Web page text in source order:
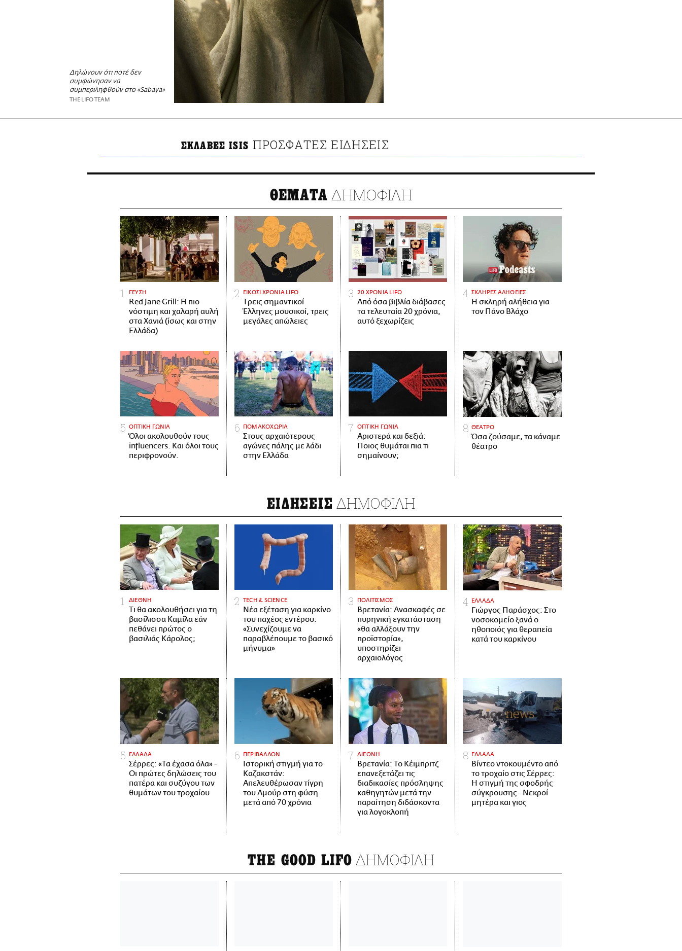
Δηλώνουν ότι ποτέ δεν
συμφώνησαν να
συμπεριληφθούν στο «Sabaya»
THE LIFO TEAM
ΣΚΛΑΒΕΣ ISIS ΠΡΟΣΦΑΤΕΣ ΕΙΔΗΣΕΙΣ
ΘΕΜΑΤΑ ΔΗΜΟΦΙΛΗ
ΓΕΥΣΗ
Red Jane Grill: Η πιο
νόστιμη και χαλαρή αυλή
στα Χανιά (ίσως και στην
Ελλάδα)
ΕΙΚΟΣΙ ΧΡΟΝΙΑ LIFO
Tρεις σημαντικοί
Έλληνες μουσικοί, τρεις
μεγάλες απώλειες
20 ΧΡΟΝΙΑ LIFO
Από όσα βιβλία διάβασες
τα τελευταία 20 χρόνια,
αυτό ξεχωρίζεις
ΣΚΛΗΡΕΣ ΑΛΗΘΕΙΕΣ
H σκληρή αλήθεια για
τον Πάνο Βλάχο
ΟΠΤΙΚΗ ΓΩΝΙΑ
Όλοι ακολουθούν τους
influencers. Και όλοι τους
περιφρονούν.
ΠΟΜΑΚΟΧΩΡΙΑ
Στους αρχαιότερους
αγώνες πάλης με λάδι
στην Ελλάδα
ΟΠΤΙΚΗ ΓΩΝΙΑ
Αριστερά και δεξιά:
Ποιος θυμάται πια τι
σημαίνουν;
ΘΕΑΤΡΟ
Όσα ζούσαμε, τα κάναμε
θέατρο
ΕΙΔΗΣΕΙΣ ΔΗΜΟΦΙΛΗ
ΔΙΕΘΝΗ
Τι θα ακολουθήσει για τη
βασίλισσα Καμίλα εάν
πεθάνει πρώτος ο
βασιλιάς Κάρολος;
ΤECH & SCIENCE
Νέα εξέταση για καρκίνο
του παχέος εντέρου:
«Συνεχίζουμε να
παραβλέπουμε το βασικό
μήνυμα»
ΠΟΛΙΤΙΣΜΟΣ
Βρετανία: Ανασκαφές σε
πυρηνική εγκατάσταση
«θα αλλάξουν την
προϊστορία»,
υποστηρίζει
αρχαιολόγος
ΕΛΛΑΔΑ
Γιώργος Παράσχος: Στο
νοσοκομείο ξανά ο
ηθοποιός για θεραπεία
κατά του καρκίνου
ΕΛΛΑΔΑ
Σέρρες: «Τα έχασα όλα» -
Οι πρώτες δηλώσεις του
πατέρα και συζύγου των
θυμάτων του τροχαίου
ΠΕΡΙΒΑΛΛΟΝ
Ιστορική στιγμή για το
Καζακστάν:
Απελευθέρωσαν τίγρη
του Αμούρ στη φύση
μετά από 70 χρόνια
ΔΙΕΘΝΗ
Βρετανία: Το Κέιμπριτζ
επανεξετάζει τις
διαδικασίες πρόσληψης
καθηγητών μετά την
παραίτηση διδάσκοντα
για λογοκλοπή
ΕΛΛΑΔΑ
Βίντεο ντοκουμέντο από
το τροχαίο στις Σέρρες:
Η στιγμή της σφοδρής
σύγκρουσης - Νεκροί
μητέρα και γιος
THE GOOD LIFO ΔΗΜΟΦΙΛΗ